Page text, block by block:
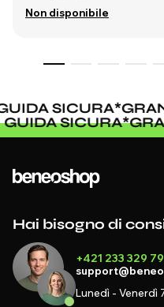
Non disponibile
SICURA*
* GUIDA SICURA*
Hai bisogno di
+421 233 329
Lunedì - Venerdì